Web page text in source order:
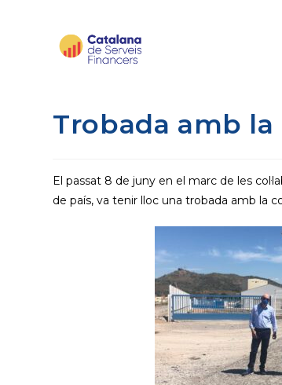
Trobada amb la
El passat 8 de juny en el marc de les
de país, va tenir lloc una trobada amb la